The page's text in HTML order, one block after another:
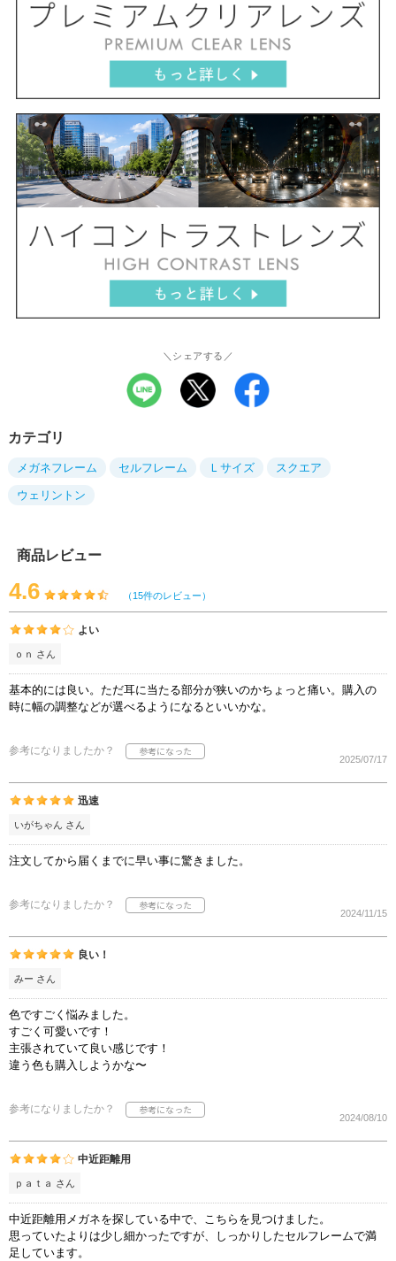
＼シェアする／
カテゴリ
メガネフレーム セルフレーム Ｌサイズ スクエア
ウェリントン
商品レビュー
4.6 （15件のレビュー）
よい
ｏｎ さん
基本的には良い。ただ耳に当たる部分が狭いのかちょっと痛い。購入の
時に幅の調整などが選べるようになるといいかな。
参考になりましたか？
2025/07/17
迅速
いがちゃん さん
注文してから届くまでに早い事に驚きました。
参考になりましたか？
2024/11/15
良い！
みー さん
色ですごく悩みました。
すごく可愛いです！
主張されていて良い感じです！
違う色も購入しようかな〜
参考になりましたか？
2024/08/10
中近距離用
ｐａｔａ さん
中近距離用メガネを探している中で、こちらを見つけました。
思っていたよりは少し細かったですが、しっかりしたセルフレームで満
足しています。